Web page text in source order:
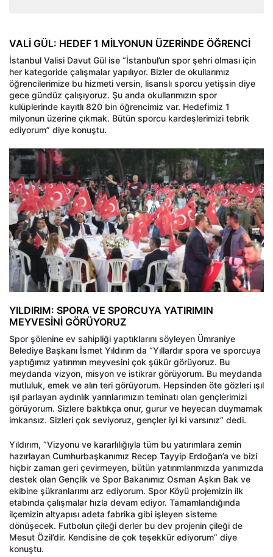
VALİ GÜL: HEDEF 1 MİLYONUN ÜZERİNDE ÖĞRENCİ
İstanbul Valisi Davut Gül ise “İstanbul’un spor şehri olması için
her kategoride çalışmalar yapılıyor. Bizler de okullarımız
öğrencilerimize bu hizmeti versin, lisanslı sporcu yetişsin diye
gece gündüz çalışıyoruz. Şu anda okullarımızın spor
kulüplerinde kayıtlı 820 bin öğrencimiz var. Hedefimiz 1
milyonun üzerine çıkmak. Bütün sporcu kardeşlerimizi tebrik
ediyorum” diye konuştu.
YILDIRIM: SPORA VE SPORCUYA YATIRIMIN
MEYVESİNİ GÖRÜYORUZ
Spor şölenine ev sahipliği yaptıklarını söyleyen Ümraniye
Belediye Başkanı İsmet Yıldırım da “Yıllardır spora ve sporcuya
yaptığımız yatırımın meyvesini çok şükür görüyoruz. Bu
meydanda vizyon, misyon ve istikrar görüyorum. Bu meydanda
mutluluk, emek ve alın teri görüyorum. Hepsinden öte gözleri ışıl
ışıl parlayan aydınlık yarınlarımızın teminatı olan gençlerimizi
görüyorum. Sizlere baktıkça onur, gurur ve heyecan duymamak
imkansız. Sizleri çok seviyoruz, gençler iyi ki varsınız” dedi.
Yıldırım, “Vizyonu ve kararlılığıyla tüm bu yatırımlara zemin
hazırlayan Cumhurbaşkanımız Recep Tayyip Erdoğan’a ve bizi
hiçbir zaman geri çevirmeyen, bütün yatırımlarımızda yanımızda
destek olan Gençlik ve Spor Bakanımız Osman Aşkın Bak ve
ekibine şükranlarımı arz ediyorum. Spor Köyü projemizin ilk
etabında çalışmalar hızla devam ediyor. Tamamlandığında
ilçemizin altyapısı adeta fabrika gibi işleyen sisteme
dönüşecek. Futbolun çileği derler bu dev projenin çileği de
Mesut Özil’dir. Kendisine de çok teşekkür ediyorum” diye
konuştu.